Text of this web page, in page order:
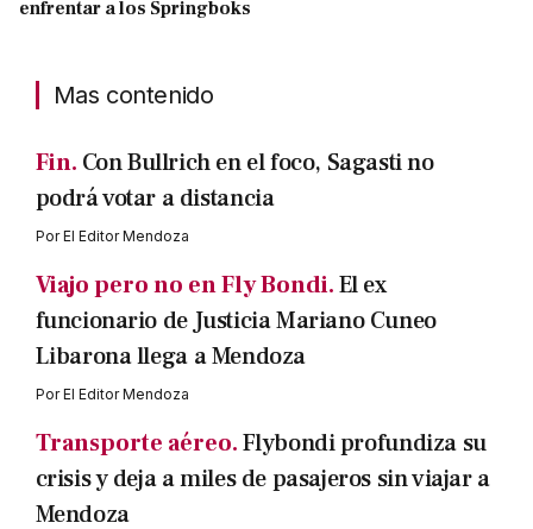
enfrentar a los Springboks
Mas contenido
Fin. Con Bullrich en el foco, Sagasti no
podrá votar a distancia
PorEl Editor Mendoza
Viajo pero no en Fly Bondi.El ex
funcionario de Justicia Mariano Cuneo
Libarona llega a Mendoza
PorEl Editor Mendoza
Transporte aéreo.Flybondi profundiza su
crisis y deja a miles de pasajeros sin viajar a
Mendoza